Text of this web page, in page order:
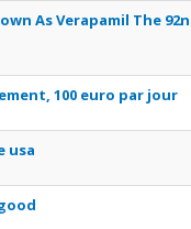
As Verapamil The
100 euro par jour
usa